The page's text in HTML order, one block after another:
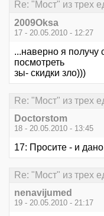
Re: "Мост" из трех
2009Oksa
17 - 20.05.2010 - 12:27
...наверно я получу
посмотреть
зы- скидки зло)))
Re: "Мост" из трех
Doctorstom
18 - 20.05.2010 - 13:45
17: Просите - и
Re: "Мост" из трех
nenavijumed
19 - 20.05.2010 - 21:17